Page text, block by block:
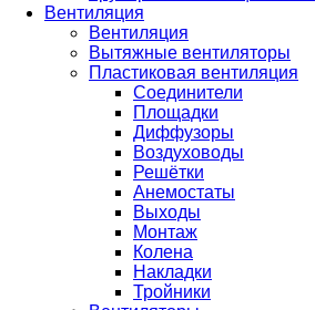
Вентиляция
Вентиляция
Вытяжные вентиляторы
Пластиковая вентиляция
Соединители
Площадки
Диффузоры
Воздуховоды
Решётки
Анемостаты
Выходы
Монтаж
Колена
Накладки
Тройники